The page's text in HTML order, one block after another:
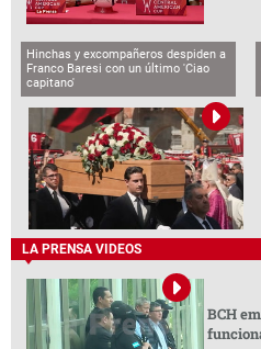
Hinchas y excompañeros despiden a
Franco Baresi con un último 'Ciao
capitano'
LA PRENSA VIDEOS
BCH